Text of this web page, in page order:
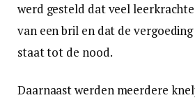
werd gesteld dat veel
van een bril en dat de
staat tot de nood.
Daarnaast werden meerdere